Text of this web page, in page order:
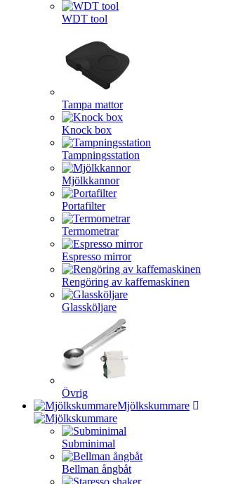
WDT tool
Tampa mattor
Knock box
Tampningsstation
Mjölkkannor
Portafilter
Termometrar
Espresso mirror
Rengöring av kaffemaskinen
Glassköljare
Övrig
Mjölkskummare
Subminimal
Bellman ångbåt